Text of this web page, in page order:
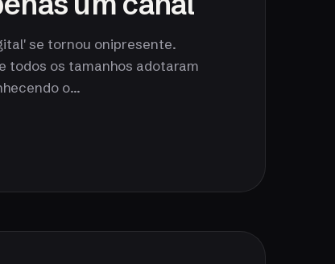
se tornou onipresente.
todos os tamanhos adotaram
o...